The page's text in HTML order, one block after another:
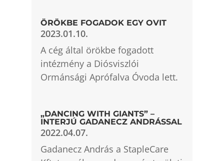
ÖRÖKBE FOGADOK EGY OVIT
2023.01.10.
A cég által örökbe fogadott
intézmény a Diósviszlói
Ormánsági Aprófalva Óvoda lett.
„DANCING WITH GIANTS” –
INTERJÚ GADANECZ ANDRÁSSAL
2022.04.07.
Gadanecz András a StapleCare